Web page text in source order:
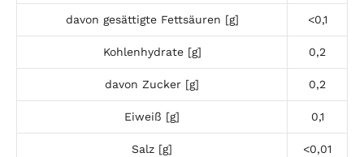
davon gesättigte Fettsäuren [g] <0,1
Kohlenhydrate [g] 0,2
davon Zucker [g] 0,2
Eiweiß [g] 0,1
Salz [g] <0,01